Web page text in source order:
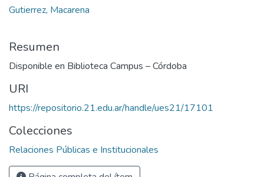
Gutierrez, Macarena
Resumen
Disponible en Biblioteca Campus – Córdoba
URI
https://repositorio.21.edu.ar/handle/ues21/17101
Colecciones
Relaciones Públicas e Institucionales